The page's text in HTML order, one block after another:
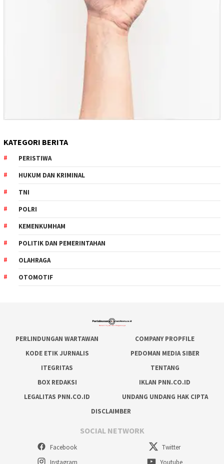
KATEGORI BERITA
PERISTIWA
HUKUM DAN KRIMINAL
TNI
POLRI
KEMENKUMHAM
POLITIK DAN PEMERINTAHAN
OLAHRAGA
OTOMOTIF
PERLINDUNGAN WARTAWAN
COMPANY PROPFILE
KODE ETIK JURNALIS
PEDOMAN MEDIA SIBER
ITEGRITAS
TENTANG
BOX REDAKSI
IKLAN PNN.CO.ID
LEGALITAS PNN.CO.ID
UNDANG UNDANG HAK CIPTA
DISCLAIMBER
SOCIAL NETWORK
Facebook
Twitter
Instagram
Youtube